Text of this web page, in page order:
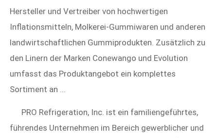
Hersteller und Vertreiber von hochwertigen
Inflationsmitteln, Molkerei-Gummiwaren und anderen
landwirtschaftlichen Gummiprodukten. Zusätzlich zu
den Linern der Marken Conewango und Evolution
umfasst das Produktangebot ein komplettes
Sortiment an ...
PRO Refrigeration, Inc. ist ein familiengeführtes,
führendes Unternehmen im Bereich gewerblicher und